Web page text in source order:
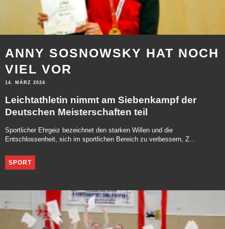
ANNY SOSNOWSKY HAT NOCH
VIEL VOR
14. MÄRZ 2024
Leichtathletin nimmt am Siebenkampf der
Deutschen Meisterschaften teil
Sportlicher Ehrgeiz bezeichnet den starken Willen und die
Entschlossenheit, sich im sportlichen Bereich zu verbessern, Z...
SPORT